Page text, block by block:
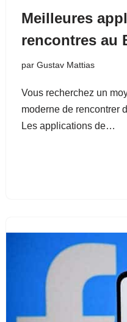
Meilleures
rencontres au
par Gustav Mattias
Vous recherchez un
moderne de rencontrer
Les applications de…